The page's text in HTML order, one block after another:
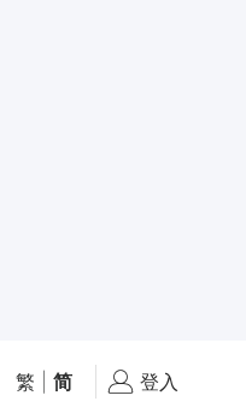
繁 简 登入